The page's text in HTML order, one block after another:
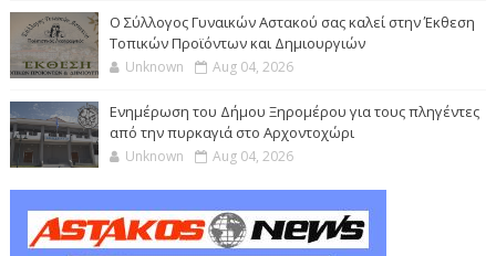
Ο Σύλλογος Γυναικών Αστακού σας καλεί στην Έκθεση
Τοπικών Προϊόντων και Δημιουργιών
Unknown Aug 04, 2026
Ενημέρωση του Δήμου Ξηρομέρου για τους πληγέντες
από την πυρκαγιά στο Αρχοντοχώρι
Unknown Aug 04, 2026